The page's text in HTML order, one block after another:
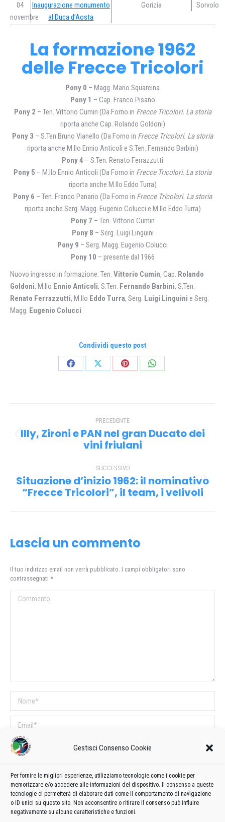
Gestisci Consenso Cookie
Per fornire le migliori esperienze, utilizziamo tecnologie come i cookie per
memorizzare e/o accedere alle informazioni del dispositivo. Il consenso a queste
tecnologie ci permetterà di elaborare dati come il comportamento di navigazione
o ID unici su questo sito. Non acconsentire o ritirare il consenso può influire
negativamente su alcune caratteristiche e funzioni.
04
novembre
Inaugurazione monumento
al Duca d’Aosta
Gorizia Sorvolo
La formazione 1962
delle Frecce Tricolori
Pony 0 – Magg. Mario Squarcina
Pony 1 – Cap. Franco Pisano
Pony 2 – Ten. Vittorio Cumin (Da Forno in Frecce Tricolori. La storia
riporta anche Cap. Rolando Goldoni)
Pony 3 – S.Ten Bruno Vianello (Da Forno in Frecce Tricolori. La storia
riporta anche M.llo Ennio Anticoli e S.Ten. Fernando Barbini)
Pony 4 – S.Ten. Renato Ferrazzutti
Pony 5 – M.llo Ennio Anticoli (Da Forno in Frecce Tricolori. La storia
riporta anche M.llo Eddo Turra)
Pony 6 – Ten. Franco Panario (Da Forno in Frecce Tricolori. La storia
riporta anche Serg. Magg. Eugenio Colucci e M.llo Eddo Turra)
Pony 7 – Ten. Vittorio Cumin
Pony 8 – Serg. Luigi Linguini
Pony 9 – Serg. Magg. Eugenio Colucci
Pony 10 – presente dal 1966
Nuovo ingresso in formazione: Ten. Vittorio Cumin, Cap. Rolando
Goldoni, M.llo Ennio Anticoli, S.Ten. Fernando Barbini, S.Ten.
Renato Ferrazzutti, M.llo Eddo Turra, Serg. Luigi Linguini e Serg.
Magg. Eugenio Colucci
Condividi questo post
CondividiCondividiCondividiCondividi
tra PRECEDENTE
Post
precedente:
Illy, Zironi e PAN nel gran Ducato dei
vini friulani
SUCCESSIVO
Prossimo
post:
Situazione d’inizio 1962: il nominativo
“Frecce Tricolori”, il team, i velivoli
Lascia un commento
Il tuo indirizzo email non verrà pubblicato. I campi obbligatori sono
contrassegnati *
Commento
Nome *
Email *
Sito web
COMMENTI SUL POST
Questo sito utilizza Akismet per ridurre lo spam.Scopri come vengono
elaborati i dati derivati dai commenti.